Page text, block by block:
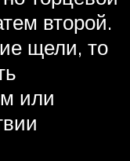
второй.
щели, то
или